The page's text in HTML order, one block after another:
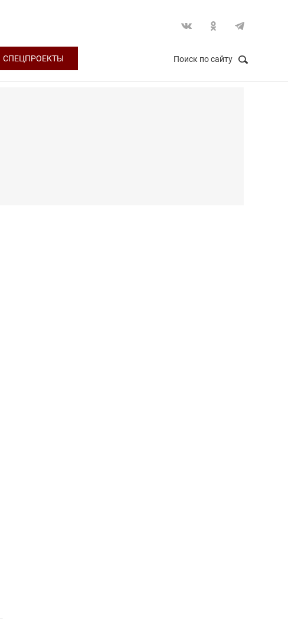
СПЕЦПРОЕКТЫ Поиск по сайту